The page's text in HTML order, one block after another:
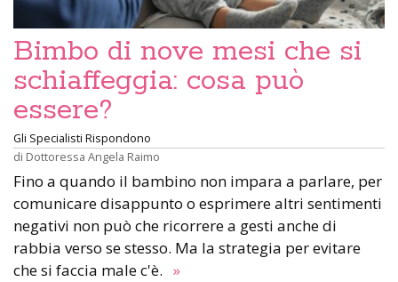
Bimbo di nove mesi che si
schiaffeggia: cosa può
essere?
Gli Specialisti Rispondono
di Dottoressa Angela Raimo
Fino a quando il bambino non impara a parlare, per
comunicare disappunto o esprimere altri sentimenti
negativi non può che ricorrere a gesti anche di
rabbia verso se stesso. Ma la strategia per evitare
che si faccia male c'è. »